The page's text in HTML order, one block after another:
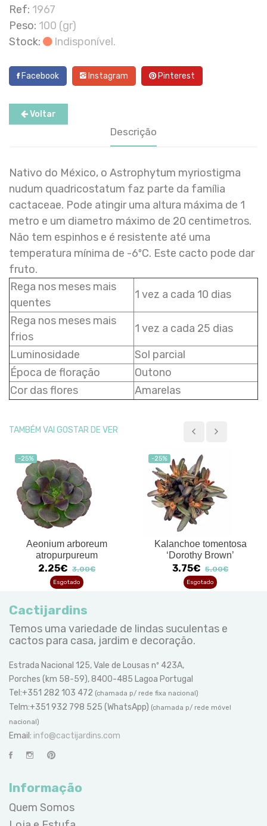
Ref: 1967
Peso: 100 (gr)
Stock:
Indisponível.
Facebook Instagram Pinterest
Voltar
Descrição
Nativo do México, o Astrophytum myriostigma
nudum quadricostatum faz parte da família
cactaceae. Pode atingir uma altura máxima de 1
metro e um diametro máximo de 20 centimetros.
Não tem espinhos e é resistente até uma
temperatura mínima de -6ºC. Este cacto pode dar
fruto.
Rega nos meses mais
quentes
1 vez a cada 10 dias
Rega nos meses mais
frios
1 vez a cada 25 dias
Luminosidade
Sol parcial
Época de floração
Outono
Cor das flores
Amarelas
TAMBÉM VAI GOSTAR DE VER
-25%
Aeonium arboreum
atropurpureum
2.25€ 3.00€
Esgotado
-25%
Kalanchoe tomentosa
‘Dorothy Brown’
3.75€ 5.00€
Esgotado
Cactijardins
Temos uma variedade de lindas suculentas e
cactos para casa, jardim e decoração.
Estrada Nacional 125, Vale de Lousas nº 423A,
Porches (km 58-59), 8400-485 Lagoa Portugal
Tel:+351 282 103 472 (chamada p/ rede fixa nacional)
Telm:+351 932 798 525 (WhatsApp) (chamada p/ rede móvel
nacional)
Email: info@cactijardins.com
Informação
Quem Somos